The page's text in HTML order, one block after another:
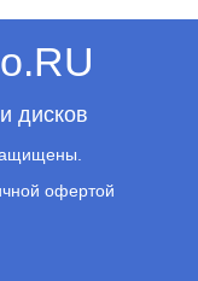
дисков
офертой